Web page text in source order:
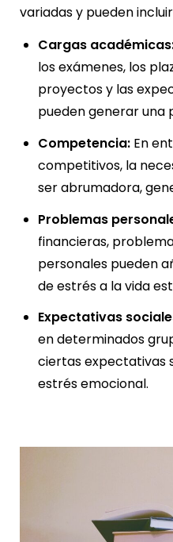
variadas y pueden
Cargas
los exámenes, los
proyectos y las
pueden generar una
Competencia: En
competitivos, la
ser abrumadora,
Problemas
financieras,
personales pueden
de estrés a la vida
Expectativas
en determinados
ciertas expectativas
estrés emocional.